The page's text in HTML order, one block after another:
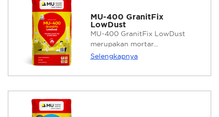
MU-400 GranitFix
LowDust
MU-400 GranitFix LowDust
merupakan mortar...
Selengkapnya